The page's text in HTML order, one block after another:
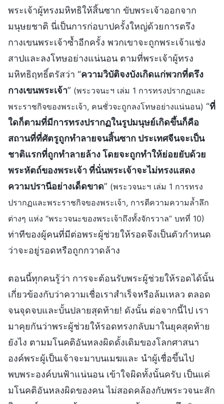
พระเจ้าผู้ทรงมหิทธิให้สิ้นซาก ขับพระเจ้าออกจาก
มนุษยชาติ นี่เป็นการก่อบาปครั้งใหญ่ด้วยการตรึง
กางเขนพระเจ้าซ้ำอีกครั้ง พวกเขาจะถูกพระเจ้าแช่ง
สาปและลงโทษอย่างแน่นอน ตามที่พระเจ้าผู้ทรง
มหิทธิฤทธิ์ตรัสว่า “ความวิบัติจงบังเกิดแก่พวกที่ตรึง
กางเขนพระเจ้า” (พระวจนะฯ เล่ม 1 การทรงปรากฏและ
พระราชกิจของพระเจ้า, คนชั่วจะถูกลงโทษอย่างแน่นอน) “ที่
ใดก็ตามที่มีการทรงปรากฏในรูปมนุษย์เกิดขึ้นก็คือ
สถานที่ที่ศัตรูถูกทำลายจนสิ้นซาก ประเทศจีนจะเป็น
ชาติแรกที่ถูกทำลายล้าง โดยจะถูกทำให้ย่อยยับด้วย
พระหัตถ์ของพระเจ้า ที่นั่นพระเจ้าจะไม่ทรงแสดง
ความปรานีอย่างเด็ดขาด” (พระวจนะฯ เล่ม 1 การทรง
ปรากฏและพระราชกิจของพระเจ้า, การตีความความล้ำลึก
ต่างๆ แห่ง “พระวจนะของพระเจ้าถึงทั้งจักรวาล” บทที่ 10)
ท่าทีของผู้คนที่มีต่อพระผู้ช่วยให้รอดจึงเป็นตัวกำหนด
ว่าจะอยู่รอดหรือถูกกวาดล้าง
ตอนนี้ทุกคนรู้ว่า การจะต้อนรับพระผู้ช่วยให้รอดได้นั้น
เกี่ยวข้องกับว่าความเชื่อเราสำเร็จหรือล้มเหลว ตลอด
จนจุดจบและบั้นปลายสุดท้าย! ดังนั้น ต่อจากนี้ไป เรา
มาคุยกันว่าพระผู้ช่วยให้รอดทรงกลับมาในยุคสุดท้าย
ยังไง ตามมโนคติอันหลงผิดดั้งเดิมของโลกศาสนา
องค์พระผู้เป็นเจ้าจะมาบนเมฆและ นำผู้เชื่อขึ้นไป
พบพระองค์บนฟ้าแน่นอน เข้าใจผิดทั้งนั้นครับ เป็นแค่
มโนคติอันหลงผิดของคน ไม่สอดคล้องกับพระวจนะสัก